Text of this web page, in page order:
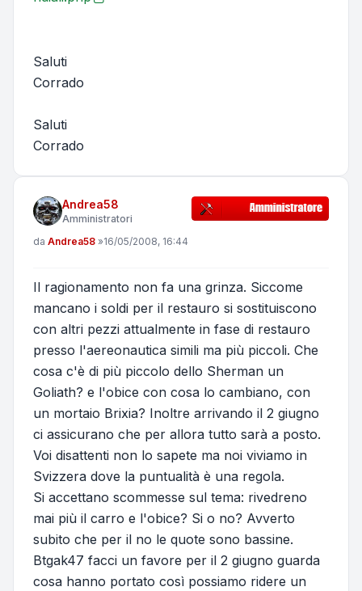
Saluti
Corrado
Saluti
Corrado
Andrea58
Amministratori
Messaggio
da Andrea58 »16/05/2008, 16:44
Il ragionamento non fa una grinza. Siccome
mancano i soldi per il restauro si sostituiscono
con altri pezzi attualmente in fase di restauro
presso l'aereonautica simili ma più piccoli. Che
cosa c'è di più piccolo dello Sherman un
Goliath? e l'obice con cosa lo cambiano, con
un mortaio Brixia? Inoltre arrivando il 2 giugno
ci assicurano che per allora tutto sarà a posto.
Voi disattenti non lo sapete ma noi viviamo in
Svizzera dove la puntualità è una regola.
Si accettano scommesse sul tema: rivedreno
mai più il carro e l'obice? Si o no? Avverto
subito che per il no le quote sono bassine.
Btgak47 facci un favore per il 2 giugno guarda
cosa hanno portato così possiamo ridere un